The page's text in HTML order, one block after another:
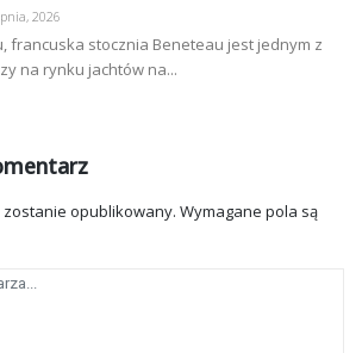
2026
francuska stocznia Beneteau jest jednym z
na rynku jachtów na...
opublikowany. Wymagane pola są